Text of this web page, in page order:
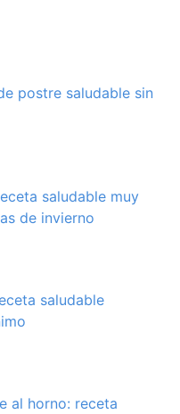
postre saludable sin
saludable muy
de invierno
saludable
al horno: receta